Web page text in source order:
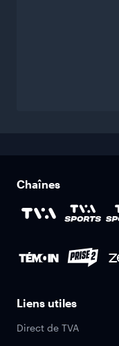
Chaînes
Liens utiles
Direct de TVA